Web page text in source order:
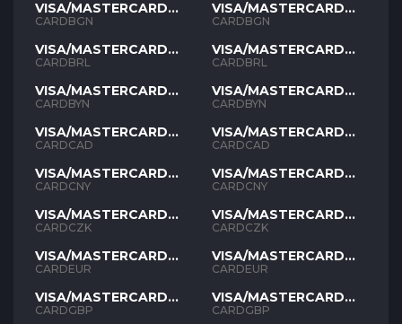
VISA/MASTERCARD
BGN
CARDBGN
VISA/MASTERCARD
BRL
CARDBRL
VISA/MASTERCARD
BYN
CARDBYN
VISA/MASTERCARD
CAD
CARDCAD
VISA/MASTERCARD
CNY
CARDCNY
VISA/MASTERCARD
CZK
CARDCZK
VISA/MASTERCARD
EUR
CARDEUR
VISA/MASTERCARD
GBP
CARDGBP
VISA/MASTERCARD
BGN
CARDBGN
VISA/MASTERCARD
BRL
CARDBRL
VISA/MASTERCARD
BYN
CARDBYN
VISA/MASTERCARD
CAD
CARDCAD
VISA/MASTERCARD
CNY
CARDCNY
VISA/MASTERCARD
CZK
CARDCZK
VISA/MASTERCARD
EUR
CARDEUR
VISA/MASTERCARD
GBP
CARDGBP